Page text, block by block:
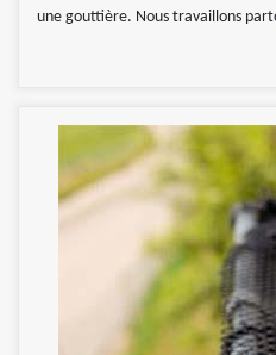
une gouttière. Nous travaillons